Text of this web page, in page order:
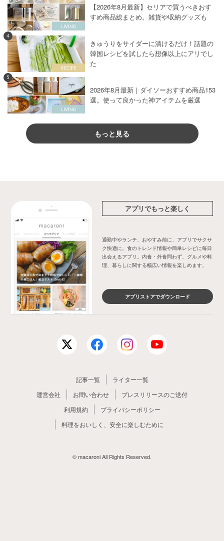
【2026年8月最新】セリアで買うべきおす
すめ商品総まとめ。雑貨や収納グッズも
4
きゅうりをサイダーに漬けるだけ！話題の
韓国レシピを試したら想像以上にアリでし
た
5
2026年8月最新｜ダイソーおすすめ商品153
選。使って良かった神アイテムを厳選
もっと見る
アプリでもっと楽しく
通勤中やランチ、おやすみ前に、アプリでサクサ
ク快適に。食のトレンド情報や簡単レシピに毎日
出会えるアプリ。内食・外食問わず、グルメや料
理、暮らしに関する幅広い情報を楽しめます。
アプリストアでダウンロード
記事一覧
ライター一覧
運営会社
お問い合わせ
プレスリリースのご送付
利用規約
プライバシーポリシー
料理をおいしく、安全に楽しむために
© macaroni All Rights Reserved.